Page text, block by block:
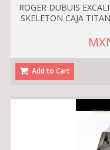
ROGER DUBUIS
SKELETON CAJA
Add to Cart